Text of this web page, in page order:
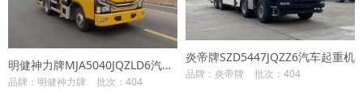
明健神力牌MJA5040JQZLD6汽车起重机
品牌：明健神力牌 批次：404
炎帝牌SZD5447JQZZ6汽车起重机
品牌：炎帝牌 批次：404